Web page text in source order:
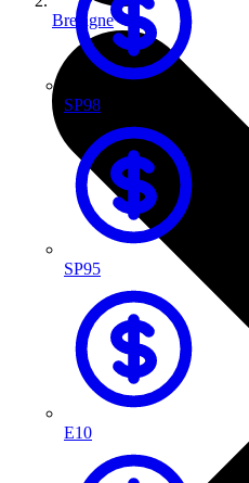
SP98
SP95
E10
Bretagne